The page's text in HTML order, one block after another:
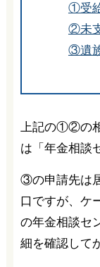
①受
②未
③遺
上記の①②の
は「年金相談
③の申請先は
口ですが、ケ
の年金相談セ
細を確認して